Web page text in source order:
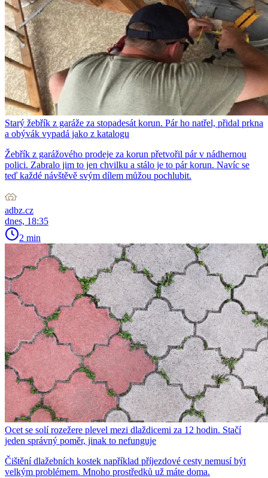
Starý žebřík z garáže za stopadesát korun. Pár ho natřel, přidal prkna
a obývák vypadá jako z katalogu
Žebřík z garážového prodeje za korun přetvořil pár v nádhernou
polici. Zabralo jim to jen chvilku a stálo je to pár korun. Navíc se
teď každé návštěvě svým dílem můžou pochlubit.
adbz.cz
dnes, 18:35
2 min
Ocet se solí rozežere plevel mezi dlaždicemi za 12 hodin. Stačí
jeden správný poměr, jinak to nefunguje
Čištění dlažebních kostek například příjezdové cesty nemusí být
velkým problémem. Mnoho prostředků už máte doma.